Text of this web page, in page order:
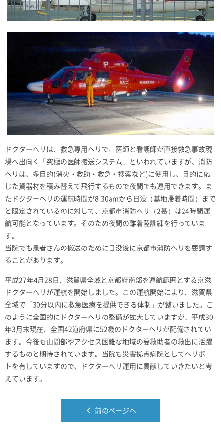
ドクターヘリは、救急専用ヘリで、医師と看護師が直接救急事故現
場へ出向く「究極の医師搬送システム」といわれていますが、消防
ヘリは、多目的(消火・救助・救急・捜索など)に使用し、目的に応
じた資器材を積み替えて飛行するもので夜間でも運用できます。ま
たドクターヘリの運航時間が8:30amから日没（基地帰着時間）まで
と限定されているのに対して、京都市消防ヘリ（2基）は24時間運
航可能となっています。そのため夜間の離着陸訓練を行っていま
す。
当院でも患者さんの搬送のために日没後に京都市消防ヘリを要請す
ることがあります。
平成27年4月28日、滋賀県全域と京都府南部を運航範囲とする京滋
ドクターヘリが運航を開始しました。この運航開始により、滋賀県
全域で「30分以内に救急医療を提供できる体制」が整いました。こ
のように全国的にドクターヘリの整備が拡大していますが、平成30
年3月末現在、全国42道府県に52機のドクターヘリが配備されてい
ます。今後も山間部やアクセス困難な地域の要救助者の救出に活躍
するものと期待されています。当院も災害拠点病院としてヘリポー
トを有していますので、ドクターヘリ運用に貢献していきたいと考
えています。
前のページへ